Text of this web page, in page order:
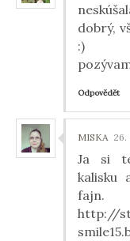
dobrý,
:)
Odpovědět
MISKA 26.
Ja si
kalisku
fajn.
http://